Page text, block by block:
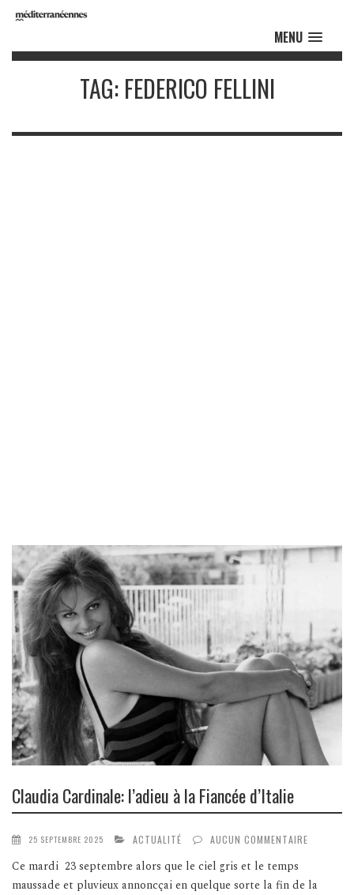
MENU
TAG: FEDERICO FELLINI
Claudia Cardinale: l’adieu à la Fiancée d’Italie
25 SEPTEMBRE 2025 ACTUALITÉ AUCUN COMMENTAIRE
Ce mardi 23 septembre alors que le ciel gris et le temps
maussade et pluvieux annoncçai en quelque sorte la fin de la